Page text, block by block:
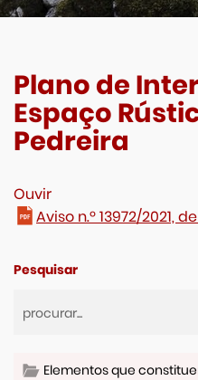
Plano de
Espaço
Pedreira
Ouvir
Aviso n.º 13972/2021,
Pesquisar
Elementos que